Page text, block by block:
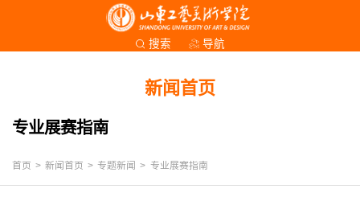
搜索 导航
新闻首页
专业展赛指南
首页 > 新闻首页 > 专题新闻 > 专业展赛指南